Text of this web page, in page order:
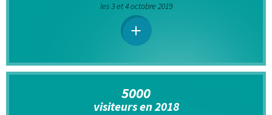
les 3 et 4 octobre 2019
5000
visiteurs en 2018